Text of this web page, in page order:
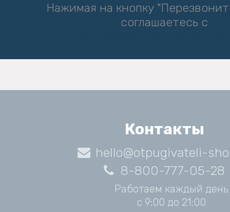
Нажимая на кнопку
соглашаетесь с
Контакты
hello@otpugivateli-
8-800-777-05-28
Работаем каждый день
с 9:00 до 21:00